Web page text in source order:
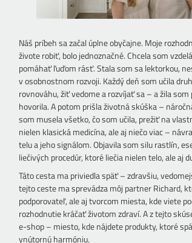
Náš príbeh sa začal úplne obyčajne. Moje
živote robiť, bolo jednoznačné. Chcela som
pomáhať ľuďom rásť. Stala som sa lektorkou,
v osobnostnom rozvoji. Každý deň som učila
rovnováhu, žiť vedome a rozvíjať sa – a žila som
hovorila. A potom prišla životná skúška –
som musela všetko, čo som učila, prežiť na
nielen klasická medicína, ale aj niečo viac –
telu a jeho signálom. Objavila som silu rastlín,
liečivých procedúr, ktoré liečia nielen telo, ale aj
Táto cesta ma priviedla späť – zdravšiu,
tejto ceste ma sprevádza môj partner Richard,
podporovateľ, ale aj tvorcom miesta, kde viete
rozhodnutie kráčať životom zdraví. A z tejto
e-shop – miesto, kde nájdete produkty, ktoré
vnútornú harmóniu.